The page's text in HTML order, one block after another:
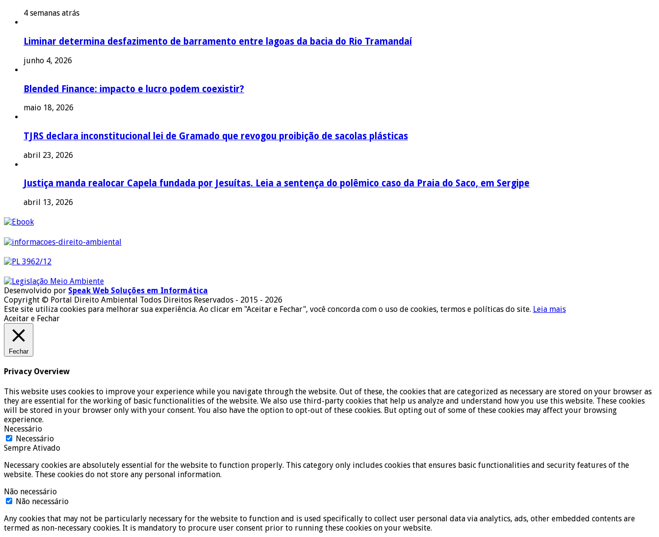
4 semanas atrás
Liminar determina desfazimento de barramento entre lagoas da bacia do Rio Tramandaí
junho 4, 2026
Blended Finance: impacto e lucro podem coexistir?
maio 18, 2026
TJRS declara inconstitucional lei de Gramado que revogou proibição de sacolas plásticas
abril 23, 2026
Justiça manda realocar Capela fundada por Jesuítas. Leia a sentença do polêmico caso da Praia do Saco, em Sergipe
abril 13, 2026
Desenvolvido por Speak Web Soluções em Informática
Copyright © Portal Direito Ambiental Todos Direitos Reservados - 2015 - 2026
Este site utiliza cookies para melhorar sua experiência. Ao clicar em "Aceitar e Fechar", você concorda com o uso de cookies, termos e políticas do site. Leia mais
Aceitar e Fechar
Fechar
Privacy Overview
This website uses cookies to improve your experience while you navigate through the website. Out of these, the cookies that are categorized as necessary are stored on your browser as
they are essential for the working of basic functionalities of the website. We also use third-party cookies that help us analyze and understand how you use this website. These cookies
will be stored in your browser only with your consent. You also have the option to opt-out of these cookies. But opting out of some of these cookies may affect your browsing
experience.
Necessário
Necessário
Sempre Ativado
Necessary cookies are absolutely essential for the website to function properly. This category only includes cookies that ensures basic functionalities and security features of the
website. These cookies do not store any personal information.
Não necessário
Não necessário
Any cookies that may not be particularly necessary for the website to function and is used specifically to collect user personal data via analytics, ads, other embedded contents are
termed as non-necessary cookies. It is mandatory to procure user consent prior to running these cookies on your website.